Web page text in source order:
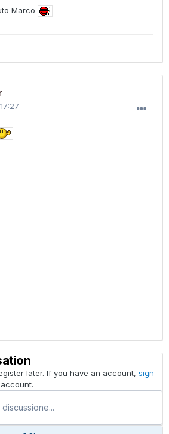
Marco
later. If you have an account, sign